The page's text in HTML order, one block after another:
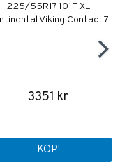
225/55R17 101T XL
Viking Contact 7
3351 kr
KÖP!